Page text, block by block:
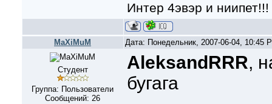
Интер 4эвэр и ниипет!!!
MaXiMuM Дата: Понедельник, 2007-06-04, 10:45
Студент
Группа: Пользователи
Сообщений: 26
AleksandRRR,
бугага